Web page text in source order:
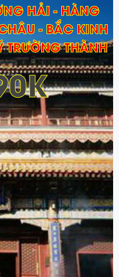
HẢI - HÀNG
- BẮC KINH
TRƯỜNG THÀNH